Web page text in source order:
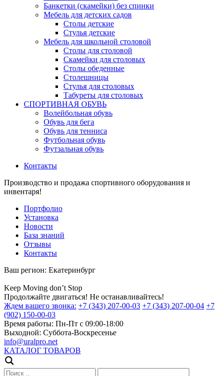
Банкетки (скамейки) без спинки
Мебель для детских садов
Столы детские
Стулья детские
Мебель для школьной столовой
Столы для столовой
Скамейки для столовых
Столы обеденные
Столешницы
Стулья для столовых
Табуреты для столовых
СПОРТИВНАЯ ОБУВЬ
Волейбольная обувь
Обувь для бега
Обувь для тенниса
Футбольная обувь
Футзальная обувь
Контакты
Производство и продажа спортивного оборудования и
инвентаря!
Портфолио
Установка
Новости
База знаний
Отзывы
Контакты
Ваш регион: Екатеринбург
Keep Moving don’t Stop
Продолжайте двигаться! Не останавливайтесь!
Ждем вашего звонка: +7 (343) 207-00-03 +7 (343) 207-00-04 +7
(902) 150-00-03
Время работы: Пн-Пт с 09:00-18:00
Выходной: Суббота-Воскресенье
info@uralpro.net
КАТАЛОГ ТОВАРОВ